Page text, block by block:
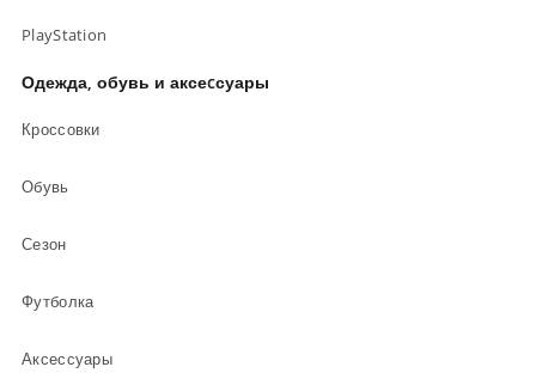
PlayStation
Одежда, обувь и аксеcсуары
Кроссовки
Обувь
Сезон
Футболка
Аксессуары